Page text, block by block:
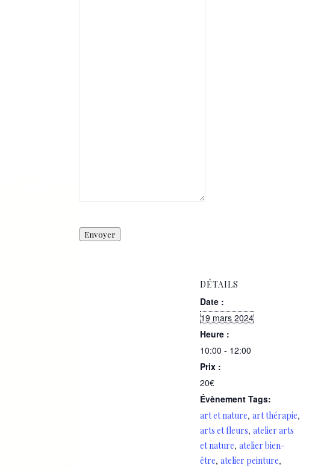
Envoyer
DÉTAILS
Date :
19 mars 2024
Heure :
10:00 - 12:00
Prix :
20€
Évènement Tags:
art et nature, art thérapie,
arts et fleurs, atelier arts
et nature, atelier bien-
être, atelier peinture,